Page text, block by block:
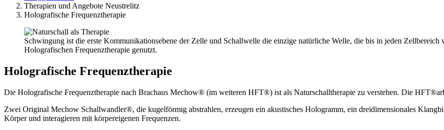
Therapien und Angebote Neustrelitz
Holografische Frequenztherapie
Schwingung ist die erste Kommunikationsebene der Zelle und Schallwelle die einzige natürliche Welle, die bis in jeden
Holografischen Frequenztherapie genutzt.
Holografische Frequenztherapie
Die Holografische Frequenztherapie nach Brachaus Mechow® (im weiteren HFT®) ist als Naturschalltherapie zu verstehen. Die
Zwei Original Mechow Schallwandler®, die kugelförmig abstrahlen, erzeugen ein akustisches Hologramm, ein dreidimensionales
Körper und interagieren mit körpereigenen Frequenzen.